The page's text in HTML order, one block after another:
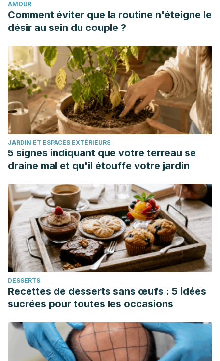
Docente MAdre Niño San BArtolomé en el período
noviembre 2003-mayo 2004.
http://cybertesis.unmsm.edu.pe/bitstream/handle/
sequence=1&isAllowed=y
Benalcázar Brito, L. J., & Bermeo Makencia, J. V. (2015).
Influencia de la estimulación prenatal en el desarrollo
sensorial del bebé(Bachelor’s thesis).
http://repositorio.unemi.edu.ec/bitstream/123456789/2417/1/
Conocimiento de la estimulación prenatal en los programas
de educación maternal en Atención Primaria por parte de
las mujeres gestantes. Rev Clínica Med Fam. 2016;
Durán-Gutiérrez, A., Rodríguez-Weber, M. Á., de la
Teja-Ángeles, E., & Zebadúa-Penagos, M.
Succión, deglución, masticación y sentido del gusto
prenatales. Desarrollo sensorial temprano de la boca.Acta
Pediátrica de México,33(3), 137-141.
https://www.medigraphic.com/pdfs/actpedmex/apm-
2012/apm123g.pdf
García LMG, Ortiz MC, Monterroza YLF, Pérez LMP,
Santodomingo FJ, Rivera Y de JS. Prácticas sobre
estimulación prenatal que realizan las gestantes adultas
asistentes al control prenatal en sincelejo (Colombia).
Salud Uninorte. 2008
Reyes, D. (2021). Estimulación prenatal y su influencia
durante la etapa gestacional.
http://repositorio2.udelas.ac.pa/bitstream/handle/
AMOUR
Comment éviter que la routine n'éteigne le
désir au sein du couple ?
JARDIN ET ESPACES EXTÉRIEURS
5 signes indiquant que votre terreau se
draine mal et qu'il étouffe votre jardin
DESSERTS
Recettes de desserts sans œufs : 5 idées
sucrées pour toutes les occasions